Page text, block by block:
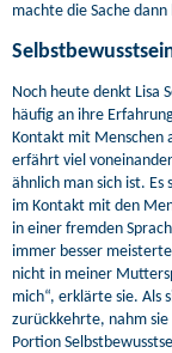
machte die Sache
Noch heute denkt Lisa
häufig an ihre
Kontakt mit Menschen
erfährt viel
ähnlich man sich ist. Es
im Kontakt mit den
in einer fremden
immer besser
nicht in meiner
mich“, erklärte sie. Als
zurückkehrte, nahm
Portion